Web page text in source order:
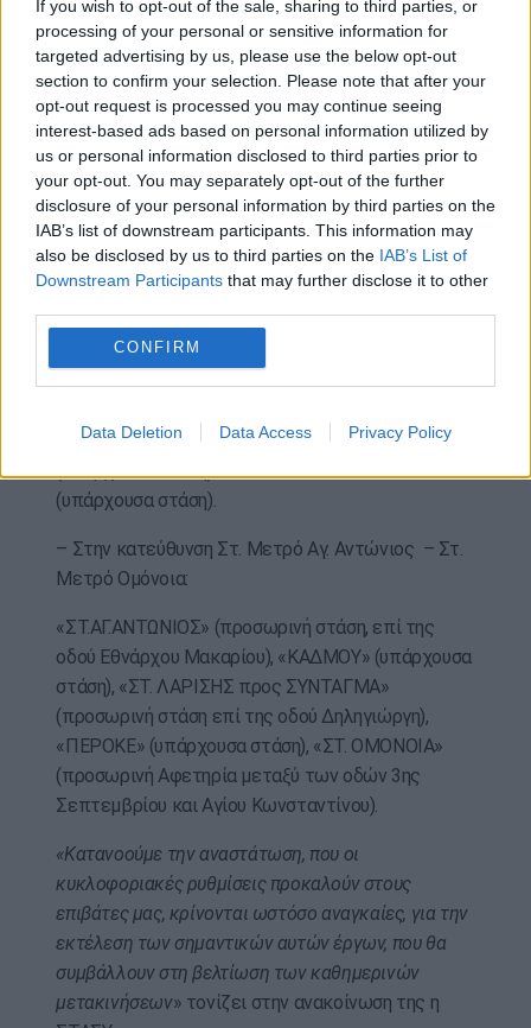
If you wish to opt-out of the sale, sharing to third parties, or
processing of your personal or sensitive information for
targeted advertising by us, please use the below opt-out
section to confirm your selection. Please note that after your
opt-out request is processed you may continue seeing
interest-based ads based on personal information utilized by
us or personal information disclosed to third parties prior to
your opt-out. You may separately opt-out of the further
disclosure of your personal information by third parties on the
IAB’s list of downstream participants. This information may
also be disclosed by us to third parties on the IAB’s List of
Downstream Participants that may further disclose it to other
CONFIRM
Data Deletion Data Access Privacy Policy
Για την εξυπηρέτηση του επιβατικού κοινού, ο
ΟΑΣΑ δρομολογεί (για τις ημέρες Κυριακή έως
Πέμπτη, από τις 21:40 ως τη λήξη της
κυκλοφορίας του Μετρό) την προσωρινή
λεωφορειακή Γραμμή Χ19 «Στ. Μετρό Ομόνοια –
Στ. Μετρό Αγ. Αντώνιος». Η γραμμή θα
πραγματοποιεί τις εξής στάσεις:
– Στην κατεύθυνση Στ. Μετρό Ομόνοια – Στ.
«ΣΤ. ΟΜΟΝΟΙΑ» (προσωρινή Αφετηρία μεταξύ των
οδών 3ης Σεπτεμβρίου και Αγίου Κωνσταντίνου),
ΛΑΡΙΣΗΣ» (υπάρχουσα στάση), «ΚΑΔΜΟΥ»
(υπάρχουσα στάση), «ΣΤ.ΑΓ.ΑΝΤΩΝΙΟΣ»
(υπάρχουσα στάση).
– Στην κατεύθυνση Στ. Μετρό Αγ. Αντώνιος – Στ.
Μετρό Ομόνοια:
«ΣΤ.ΑΓ.ΑΝΤΩΝΙΟΣ» (προσωρινή στάση, επί της
οδού Εθνάρχου Μακαρίου), «ΚΑΔΜΟΥ» (υπάρχουσα
στάση), «ΣΤ. ΛΑΡΙΣΗΣ προς ΣΥΝΤΑΓΜΑ»
(προσωρινή στάση επί της οδού Δηληγιώργη),
«ΠΕΡΟΚΕ» (υπάρχουσα στάση), «ΣΤ. ΟΜΟΝΟΙΑ»
(προσωρινή Αφετηρία μεταξύ των οδών 3ης
Σεπτεμβρίου και Αγίου Κωνσταντίνου).
«Κατανοούμε την αναστάτωση, που οι
κυκλοφοριακές ρυθμίσεις προκαλούν στους
επιβάτες μας, κρίνονται ωστόσο αναγκαίες, για την
εκτέλεση των σημαντικών αυτών έργων, που θα
συμβάλλουν στη βελτίωση των καθημερινών
μετακινήσεων» τονίζει στην ανακοίνωση της η